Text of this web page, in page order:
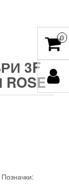
3F
Позначки:
0